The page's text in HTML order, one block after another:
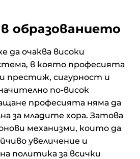
образованието
да очаква високи
в която професията
престиж, сигурност и
по-висок
професията няма да
за младите хора. Затова
механизми, които да
увеличение и
политика за всички